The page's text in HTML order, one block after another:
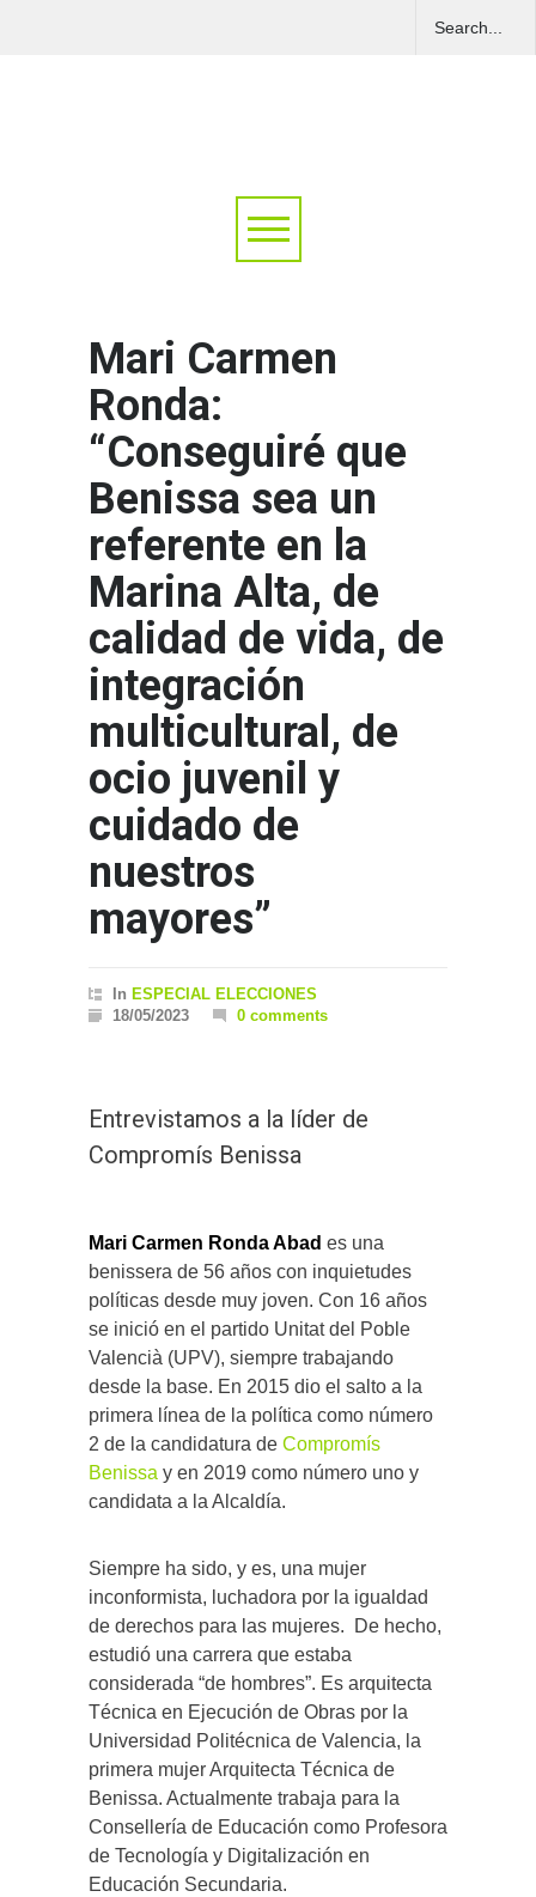
Mari Carmen
Ronda:
“Conseguiré que
Benissa sea un
referente en la
Marina Alta, de
calidad de vida, de
integración
multicultural, de
ocio juvenil y
cuidado de
nuestros
mayores”
In ESPECIAL ELECCIONES
18/05/2023
0 comments
Entrevistamos a la líder de
Compromís Benissa
Mari Carmen Ronda Abad es una
benissera de 56 años con inquietudes
políticas desde muy joven. Con 16 años
se inició en el partido Unitat del Poble
Valencià (UPV), siempre trabajando
desde la base. En 2015 dio el salto a la
primera línea de la política como número
2 de la candidatura de Compromís
Benissa y en 2019 como número uno y
candidata a la Alcaldía.
Siempre ha sido, y es, una mujer
inconformista, luchadora por la igualdad
de derechos para las mujeres. De hecho,
estudió una carrera que estaba
considerada “de hombres”. Es arquitecta
Técnica en Ejecución de Obras por la
Universidad Politécnica de Valencia, la
primera mujer Arquitecta Técnica de
Benissa. Actualmente trabaja para la
Consellería de Educación como Profesora
de Tecnología y Digitalización en
Educación Secundaria.